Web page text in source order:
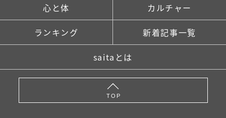
心と体 カルチャー
ランキング 新着記事一覧
saitaとは
TOP